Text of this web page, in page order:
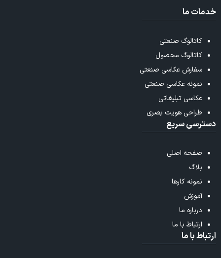
خدمات ما
کاتالوگ صنعتی
کاتالوگ محصول
سفارش عکاسی صنعتی
نمونه عکاسی صنعتی
عکاسی تبلیغاتی
طراحی هویت بصری
دسترسی سریع
صفحه اصلی
بلاگ
نمونه کارها
آموزش
درباره ما
ارتباط با ما
ارتباط با ما